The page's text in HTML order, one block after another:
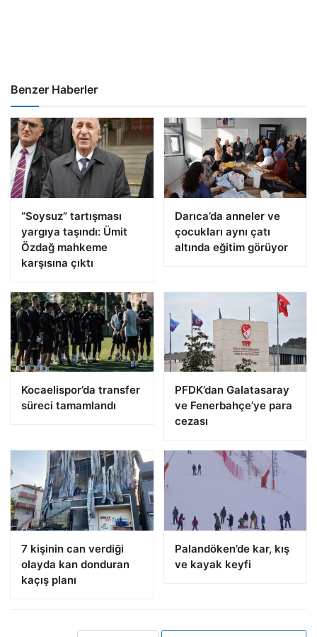
Benzer Haberler
“Soysuz” tartışması
yargıya taşındı: Ümit
Özdağ mahkeme
karşısına çıktı
Darıca’da anneler ve
çocukları aynı çatı
altında eğitim görüyor
Kocaelispor’da transfer
süreci tamamlandı
PFDK’dan Galatasaray
ve Fenerbahçe’ye para
cezası
7 kişinin can verdiği
olayda kan donduran
kaçış planı
Palandöken’de kar, kış
ve kayak keyfi